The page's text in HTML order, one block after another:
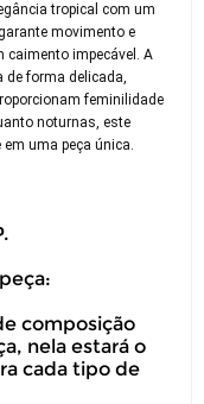
tropical com um
movimento e
caimento impecável. A
de forma delicada,
feminilidade
noturnas, este
uma peça única.
composição
nela estará o
cada tipo de